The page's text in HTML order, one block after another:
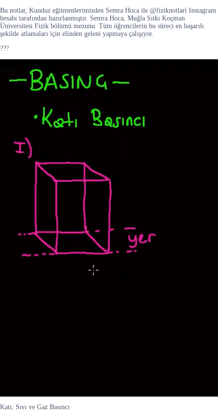
Bu notlar, Kunduz eğitmenlerimizden Semra Hoca ile @fiziknotlari Instagram
hesabı tarafından hazırlanmıştır. Semra Hoca, Muğla Sıtkı Koçman
Üniversitesi Fizik bölümü mezunu. Tüm öğrencilerin bu süreci en başarılı
şekilde atlamaları için elinden geleni yapmaya çalışıyor.
???
Katı, Sıvı ve Gaz Basıncı